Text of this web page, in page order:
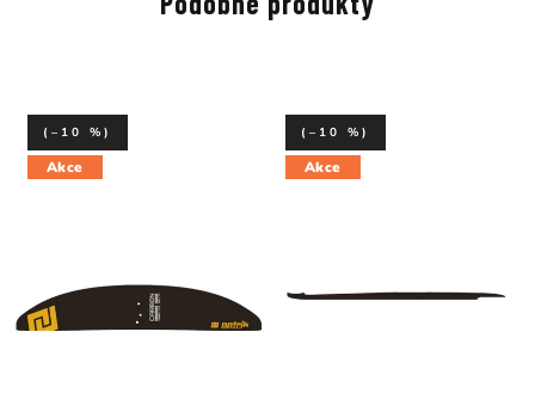
Akce
(–10 %)
Akce
(–10 %)